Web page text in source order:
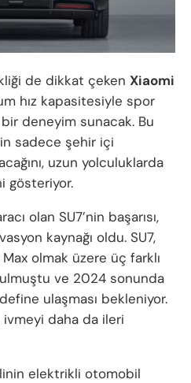
de dikkat çeken Xiaomi
hız kapasitesiyle spor
deneyim sunacak. Bu
sadece şehir içi
uzun yolculuklarda
gösteriyor.
olan SU7’nin başarısı,
kaynağı oldu. SU7,
olmak üzere üç farklı
ve 2024 sonunda
ulaşması bekleniyor.
daha da ileri
elektrikli otomobil